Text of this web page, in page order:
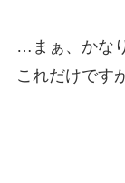
…まぁ、かな
これだけです